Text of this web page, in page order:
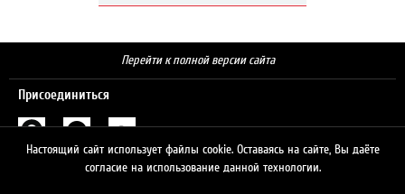
Перейти к полной версии сайта
Присоединиться
Настоящий сайт использует файлы cookie. Оставаясь на сайте, Вы даёте
согласие на использование данной технологии.